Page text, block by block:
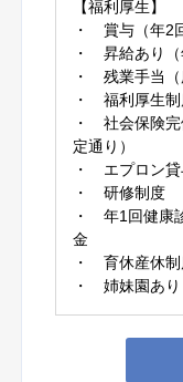
【福利厚生】
・ 賞与（年2
・ 昇給あり（
・ 残業手当（
・ 福利厚生
・ 社会保険完
定通り）
・ エプロン貸
・ 研修制度
・ 年1回健康
金
・ 育休産休制
・ 姉妹園あり